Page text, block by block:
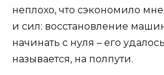
неплохо, что сэкономило
и сил: восстановление
начинать с нуля – его
называется, на полпути.